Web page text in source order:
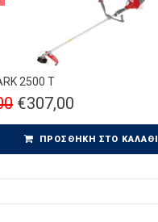
2500 T
€307,00
ΠΡΟΣΘΉΚΗ ΣΤΟ ΚΑΛΆΘΙ